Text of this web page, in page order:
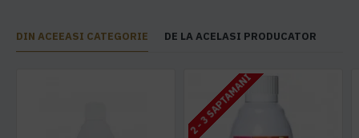
DIN ACEEASI CATEGORIE DE LA ACELASI PRODUCATOR
2 - 3 SAPTAMANI